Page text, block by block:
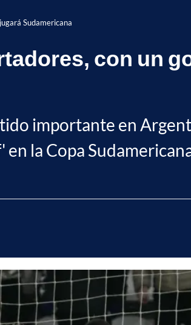
Sudamericana
con un
importante en
la Copa